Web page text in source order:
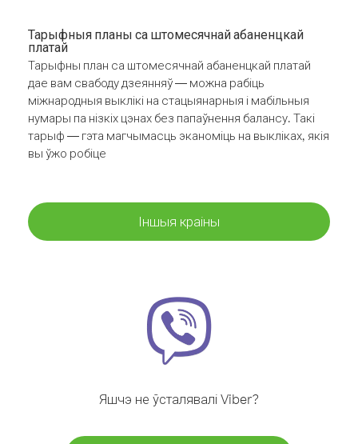
Тарыфныя планы са штомесячнай абаненцкай
платай
Тарыфны план са штомесячнай абаненцкай платай
дае вам свабоду дзеянняў — можна рабіць
міжнародныя выклікі на стацыянарныя і мабільныя
нумары па нізкіх цэнах без папаўнення балансу. Такі
тарыф — гэта магчымасць эканоміць на выкліках, якія
вы ўжо робіце
Іншыя краіны
Яшчэ не ўсталявалі Viber?